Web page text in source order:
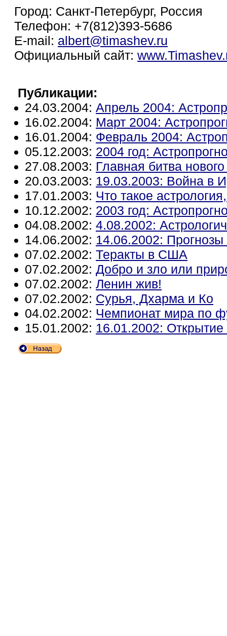
Город: Санкт-Петербург, Россия
Телефон: +7(812)393-5686
E-mail: albert@timashev.ru
Официальный сайт:
Публикации:
24.03.2004: Апрель 2004:
16.02.2004: Март 2004:
16.01.2004: Февраль 2004:
05.12.2003: 2004 год:
27.08.2003: Главная битва
20.03.2003: 19.03.2003: Война в
17.01.2003: Что такое
10.12.2002: 2003 год:
04.08.2002: 4.08.2002:
14.06.2002: 14.06.2002:
07.02.2002: Теракты в США
07.02.2002: Добро и зло или
07.02.2002: Ленин жив!
07.02.2002: Сурья, Дхарма и Ко
04.02.2002: Чемпионат мира по
15.01.2002: 16.01.2002: